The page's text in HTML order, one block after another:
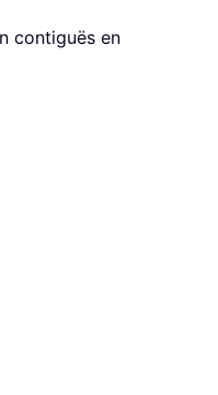
contiguës en